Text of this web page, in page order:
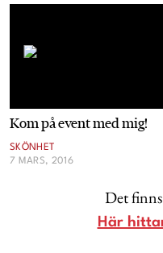
Kom på event med mig!
SKÖNHET
7 MARS, 2016
Det
Här